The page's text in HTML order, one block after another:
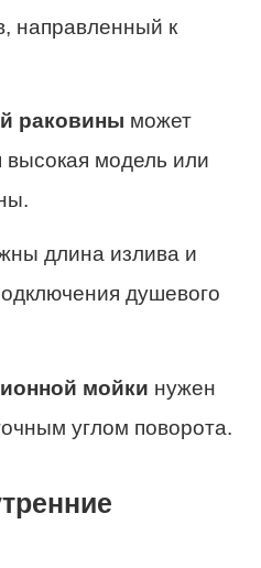
направленный к
раковины может
высокая модель или
длина излива и
душевого
мойки нужен
углом поворота.